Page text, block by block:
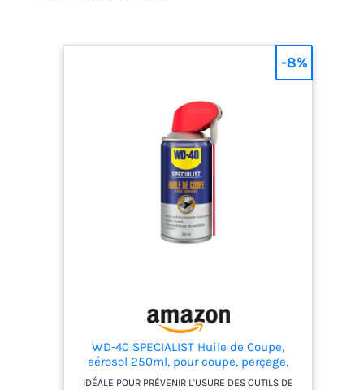
WD-40 SPECIALIST Huile de Coupe,
aérosol 250ml, pour coupe, perçage,
forage
IDÉALE POUR PRÉVENIR L'USURE DES OUTILS DE
-8%